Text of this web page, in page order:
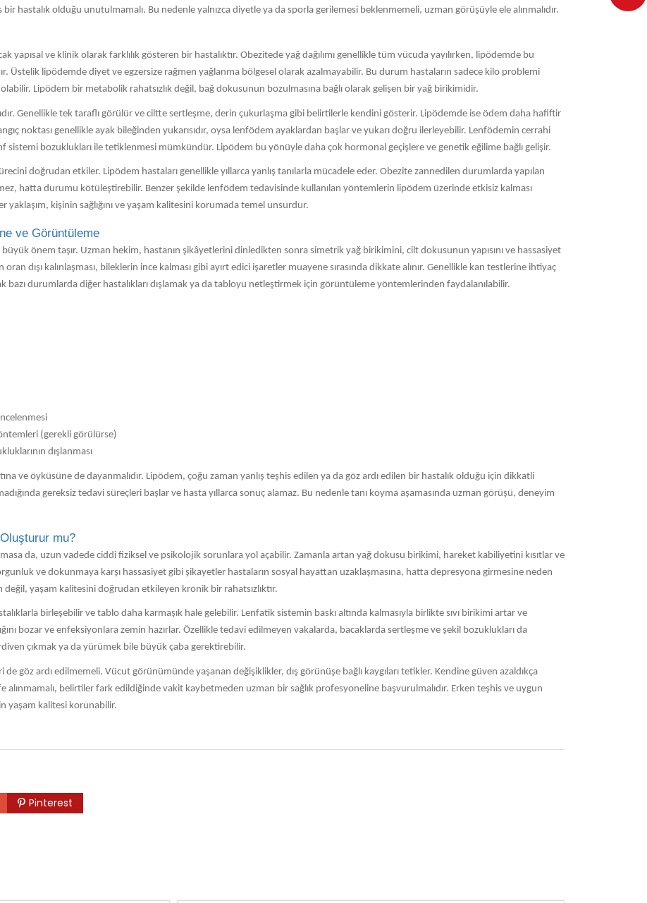
hastalık olduğu unutulmamalı. Bu nedenle yalnızca diyetle ya da sporla gerilemesi beklenmemeli, uzman görüşüyle ele alınmalıdır.
yapısal ve klinik olarak farklılık gösteren bir hastalıktır. Obezitede yağ dağılımı genellikle tüm vücuda yayılırken, lipödemde bu
Üstelik lipödemde diyet ve egzersize rağmen yağlanma bölgesel olarak azalmayabilir. Bu durum hastaların sadece kilo problemi
Lipödem bir metabolik rahatsızlık değil, bağ dokusunun bozulmasına bağlı olarak gelişen bir yağ birikimidir.
Genellikle tek taraflı görülür ve ciltte sertleşme, derin çukurlaşma gibi belirtilerle kendini gösterir. Lipödemde ise ödem daha hafiftir
noktası genellikle ayak bileğinden yukarısıdır, oysa lenfödem ayaklardan başlar ve yukarı doğru ilerleyebilir. Lenfödemin cerrahi
bozuklukları ile tetiklenmesi mümkündür. Lipödem bu yönüyle daha çok hormonal geçişlere ve genetik eğilime bağlı gelişir.
doğrudan etkiler. Lipödem hastaları genellikle yıllarca yanlış tanılarla mücadele eder. Obezite zannedilen durumlarda yapılan
hatta durumu kötüleştirebilir. Benzer şekilde lenfödem tedavisinde kullanılan yöntemlerin lipödem üzerinde etkisiz kalması
kişinin sağlığını ve yaşam kalitesini korumada temel unsurdur.
ve Görüntüleme
önem taşır. Uzman hekim, hastanın şikâyetlerini dinledikten sonra simetrik yağ birikimini, cilt dokusunun yapısını ve hassasiyet
dışı kalınlaşması, bileklerin ince kalması gibi ayırt edici işaretler muayene sırasında dikkate alınır. Genellikle kan testlerine ihtiyaç
bazı durumlarda diğer hastalıkları dışlamak ya da tabloyu netleştirmek için görüntüleme yöntemlerinden faydalanılabilir.
(gerekli görülürse)
dışlanması
ve öyküsüne de dayanmalıdır. Lipödem, çoğu zaman yanlış teşhis edilen ya da göz ardı edilen bir hastalık olduğu için dikkatli
gereksiz tedavi süreçleri başlar ve hasta yıllarca sonuç alamaz. Bu nedenle tanı koyma aşamasında uzman görüşü, deneyim
mu?
da, uzun vadede ciddi fiziksel ve psikolojik sorunlara yol açabilir. Zamanla artan yağ dokusu birikimi, hareket kabiliyetini kısıtlar ve
ve dokunmaya karşı hassasiyet gibi şikayetler hastaların sosyal hayattan uzaklaşmasına, hatta depresyona girmesine neden
yaşam kalitesini doğrudan etkileyen kronik bir rahatsızlıktır.
birleşebilir ve tablo daha karmaşık hale gelebilir. Lenfatik sistemin baskı altında kalmasıyla birlikte sıvı birikimi artar ve
bozar ve enfeksiyonlara zemin hazırlar. Özellikle tedavi edilmeyen vakalarda, bacaklarda sertleşme ve şekil bozuklukları da
çıkmak ya da yürümek bile büyük çaba gerektirebilir.
göz ardı edilmemeli. Vücut görünümünde yaşanan değişiklikler, dış görünüşe bağlı kaygıları tetikler. Kendine güven azaldıkça
belirtiler fark edildiğinde vakit kaybetmeden uzman bir sağlık profesyoneline başvurulmalıdır. Erken teşhis ve uygun
yaşam kalitesi korunabilir.
Pinterest